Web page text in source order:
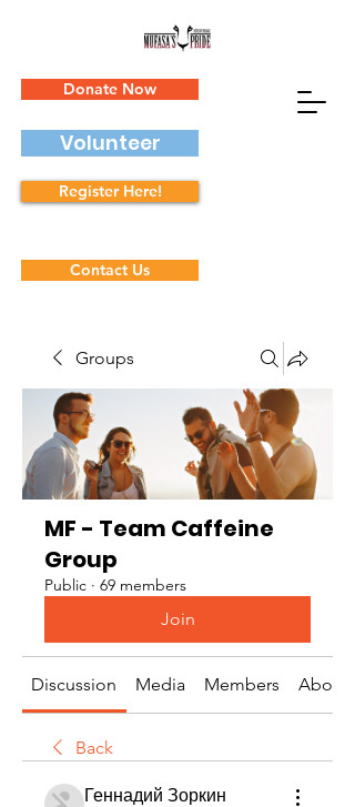
Donate Now
Volunteer
Register Here!
Contact Us
Groups
MF - Team Caffeine
Group
Public · 69 members
Join
Discussion Media Members About
Back
Геннадий Зоркин